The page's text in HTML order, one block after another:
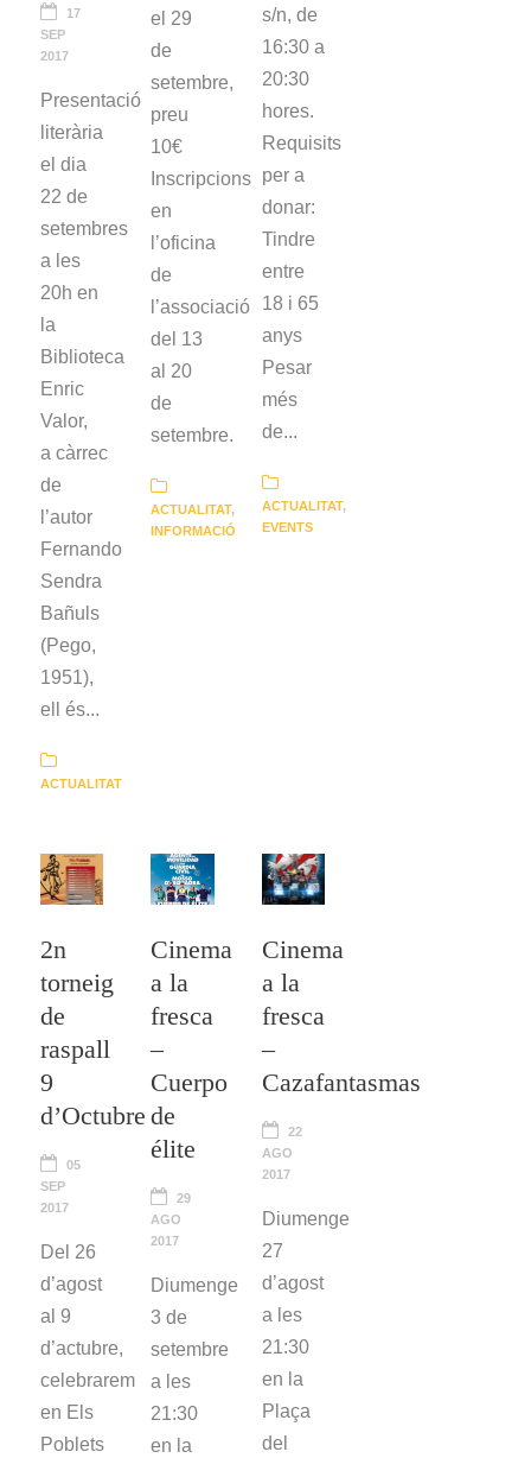
17
SEP
2017
Presentació
literària
el dia
22 de
setembres
a les
20h en
la
Biblioteca
Enric
Valor,
a càrrec
de
l’autor
Fernando
Sendra
Bañuls
(Pego,
1951),
ell és...
ACTUALITAT
el 29
de
setembre,
preu
10€
Inscripcions
en
l’oficina
de
l’associació
del 13
al 20
de
setembre.
ACTUALITAT,
INFORMACIÓ
s/n, de
16:30 a
20:30
hores.
Requisits
per a
donar:
Tindre
entre
18 i 65
anys
Pesar
més
de...
ACTUALITAT,
EVENTS
2n
torneig
de
raspall
9
d’Octubre
05
SEP
2017
Del 26
d’agost
al 9
d’actubre,
celebrarem
en Els
Poblets
Cinema
a la
fresca
–
Cuerpo
de
élite
29
AGO
2017
Diumenge
3 de
setembre
a les
21:30
en la
Cinema
a la
fresca
–
Cazafantasmas
22
AGO
2017
Diumenge
27
d’agost
a les
21:30
en la
Plaça
del